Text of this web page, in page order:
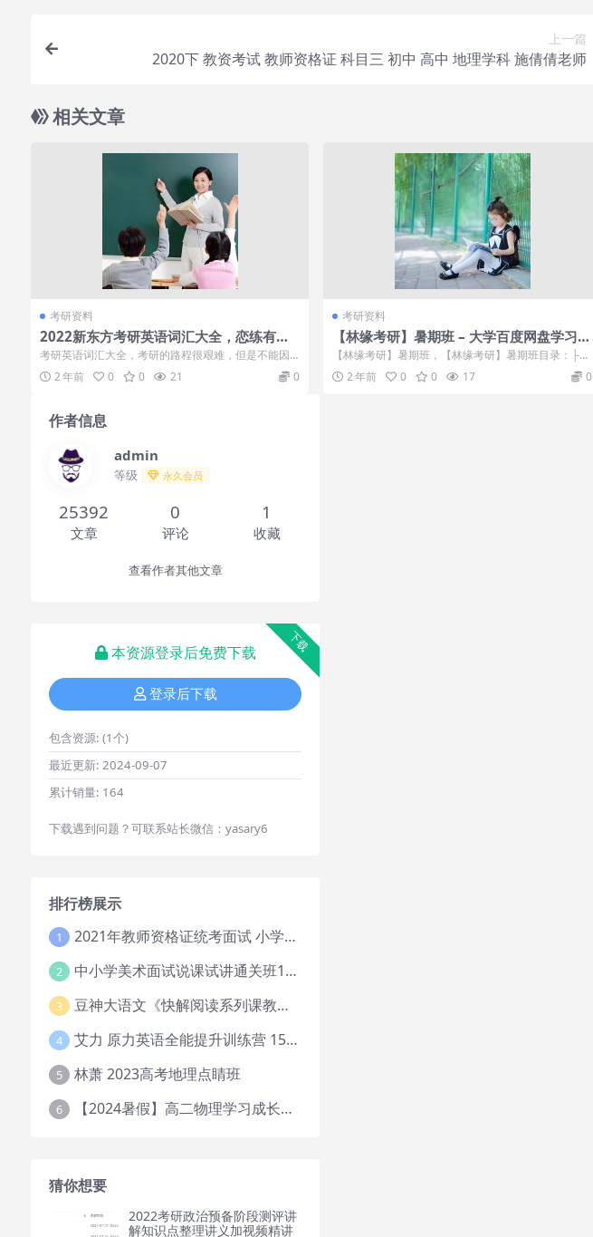
上一篇
2020下 教资考试 教师资格证 科目三 初中 高中 地理学科 施倩倩老师
相关文章
考研资料
2022新东方考研英语词汇大全，恋练有词
默写电子版pdf笔记
考研英语词汇大全，考研的路程很艰难，但是不能因
为难就随便放弃，英语词汇很重要，多...
2 年前 0 0 21 0
考研资料
【林缘考研】暑期班 – 大学百度网盘学习资
料学盘网
【林缘考研】暑期班，【林缘考研】暑期班目录：├─
4│ ├┈4上.mp4│ └┈4...
2 年前 0 0 17 0
作者信息
admin
等级 永久会员
25392
文章
0
评论
1
收藏
查看作者其他文章
下载
本资源登录后免费下载
登录后下载
包含资源: (1个)
最近更新: 2024-09-07
累计销量: 164
下载遇到问题？可联系站长微信：yasary6
排行榜展示
1 2021年教师资格证统考面试 小学教资资料试讲+答辩
2 中小学美术面试说课试讲通关班14讲（辅助资料第一套）
3 豆神大语文《快解阅读系列课教程完整》
4 艾力 原力英语全能提升训练营 151G网课大合集
5 林萧 2023高考地理点睛班
6 【2024暑假】高二物理学习成长与规划系统1期
猜你想要
2022考研政治预备阶段测评讲
解知识点整理讲义加视频精讲